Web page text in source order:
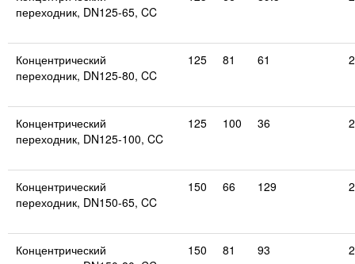
переходник, DN125-65, CC
Концентрический
переходник, DN125-80, CC
125 81 61
Концентрический
переходник, DN125-100, CC
125 100 36
Концентрический
переходник, DN150-65, CC
150 66 129
Концентрический
150 81 93